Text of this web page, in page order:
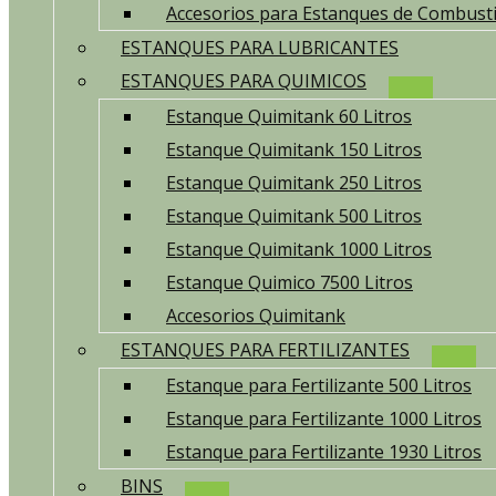
Accesorios para Estanques de
ESTANQUES PARA LUBRICANTES
ESTANQUES PARA QUIMICOS
Estanque Quimitank 60 Litros
Estanque Quimitank 150 Litros
Estanque Quimitank 250 Litros
Estanque Quimitank 500 Litros
Estanque Quimitank 1000 Litros
Estanque Quimico 7500 Litros
Accesorios Quimitank
ESTANQUES PARA FERTILIZANTES
Estanque para Fertilizante 500 Litros
Estanque para Fertilizante 1000 Litros
Estanque para Fertilizante 1930 Litros
BINS